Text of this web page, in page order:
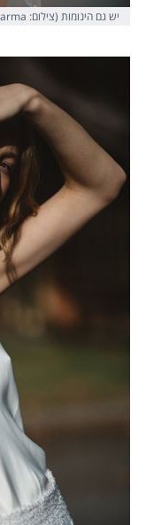
יש גם הינומות (צילום: Lola Varma)